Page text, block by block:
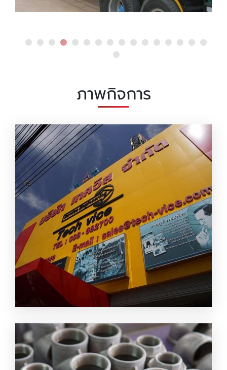
ภาพกิจการ
ร้านขาย ท่อ ข้อต่อ วาล์ว ระยอง